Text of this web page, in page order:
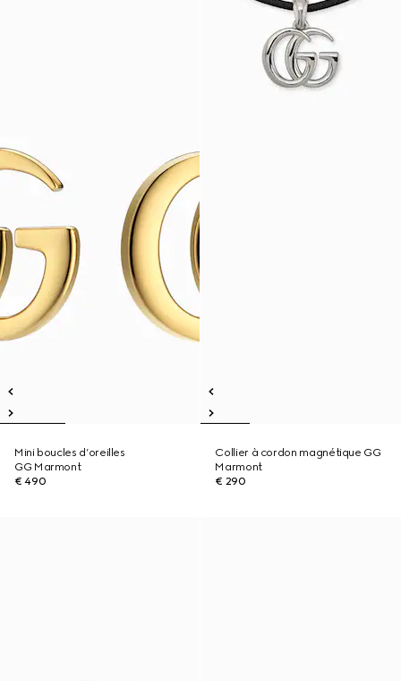
Mini boucles d’oreilles
GG Marmont
€ 490
Collier à cordon magnétique GG
Marmont
€ 290